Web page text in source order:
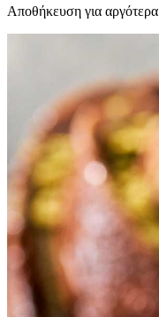
Αποθήκευση για αργότερα